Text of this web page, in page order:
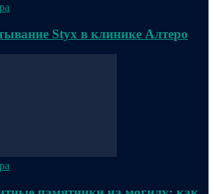
Styx в клинике Алтеро